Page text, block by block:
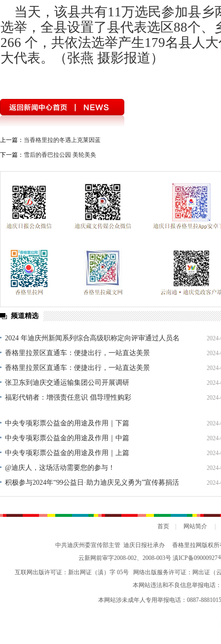
当天，该县共有11万选民参加县乡
选举，全县设置了县代表选区88个、
266 个，共依法选举产生179名县人
大代表。
（张燕 摄影报道）
上一篇： 当香格里拉的冬遇上克莱因蓝
下一篇： 雪后的香巴拉公园 美轮美奂
频道精选
2024 年迪庆州新闻系列综合高级职称定向评审通过人员名
单公示
香格里拉景区直通车：便捷出行，一站直达美景
香格里拉景区直通车：便捷出行，一站直达美景
张卫东到迪庆交通运输集团公司开展调研
福彩代销者：增强责任意识 倡导理性购彩
中央专项彩票公益金的用途及作用｜下篇
中央专项彩票公益金的用途及作用｜中篇
中央专项彩票公益金的用途及作用｜上篇
@迪庆人，这场活动需要您的参与！
积极参与2024年“99公益日·助力迪庆见义勇为”宣传募捐活
动倡议书